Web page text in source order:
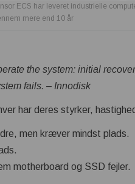
ECS har leveret industrielle
mere end 10 år
the system: initial
fails. – Innodisk
har deres styrker,
men kræver mindst plads.
motherboard og SSD fejler.